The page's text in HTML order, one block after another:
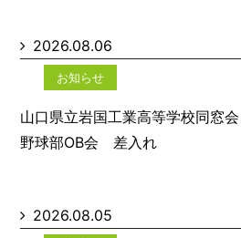
2026.08.06
お知らせ
山口県立岩国工業高等学校同窓会
野球部OB
2026.08.05